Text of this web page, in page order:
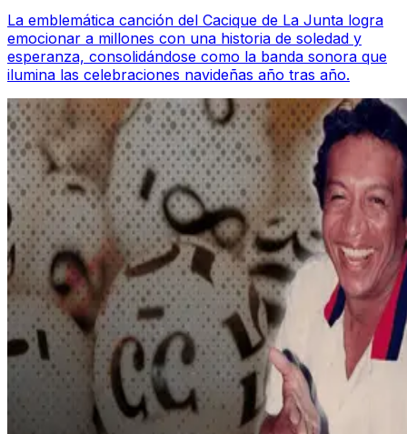
La emblemática canción del Cacique de La Junta logra
emocionar a millones con una historia de soledad y
esperanza, consolidándose como la banda sonora que
ilumina las celebraciones navideñas año tras año.